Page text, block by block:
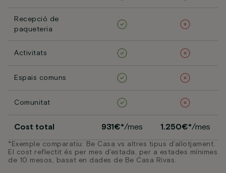
Recepció de
paqueteria
Activitats
Espais comuns
Comunitat
Cost total 931€*/mes 1.250€*/mes
*Exemple comparatiu: Be Casa vs altres tipus d'allotjament.
El cost reflectit és per mes d'estada, per a estades mínimes
de 10 mesos, basat en dades de Be Casa Rivas.